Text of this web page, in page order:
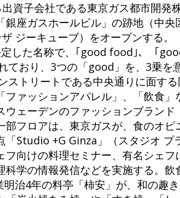
資子会社である東京ガス都市開発
座ガスホールビル」の跡地（中央
ジーキューブ）をオープンする。
した名称で、｢good food｣、「
ており、3つの「good」を、3乗を
ストリートである中央通りに面す
ァッションアパレル」、「飲食」
ェーデンのファッションブラン
フロアは、東京ガスが、食のオピ
Studio +G Ginza」（スタジオ プ
向けの料理セミナー、有名シェ
学の情報発信などを実施する。
治4年の料亭「柿安」が、和の趣